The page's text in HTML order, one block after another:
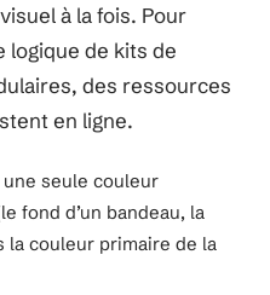
à la fois. Pour
de kits de
des ressources
en ligne.
une seule couleur
fond d’un bandeau, la
la couleur primaire de la